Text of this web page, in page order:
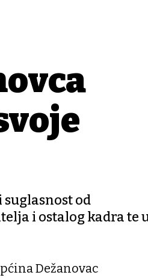
od
i ostalog kadra te
Dežanovac